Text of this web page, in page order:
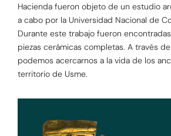
Hacienda fueron objeto de un estudio
a cabo por la Universidad Nacional de
Durante este trabajo fueron
piezas cerámicas completas. A través
podemos acercarnos a la vida de los
territorio de Usme.